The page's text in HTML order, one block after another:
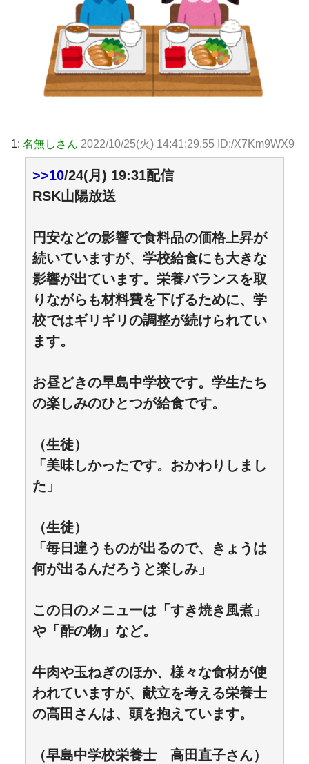
1: 名無しさん 2022/10/25(火) 14:41:29.55 ID:/X7Km9WX9
>>10/24(月) 19:31配信
RSK山陽放送
円安などの影響で食料品の価格上昇が
続いていますが、学校給食にも大きな
影響が出ています。栄養バランスを取
りながらも材料費を下げるために、学
校ではギリギリの調整が続けられてい
ます。
お昼どきの早島中学校です。学生たち
の楽しみのひとつが給食です。
（生徒）
「美味しかったです。おかわりしまし
た」
（生徒）
「毎日違うものが出るので、きょうは
何が出るんだろうと楽しみ」
この日のメニューは「すき焼き風煮」
や「酢の物」など。
牛肉や玉ねぎのほか、様々な食材が使
われていますが、献立を考える栄養士
の高田さんは、頭を抱えています。
（早島中学校栄養士 高田直子さん）